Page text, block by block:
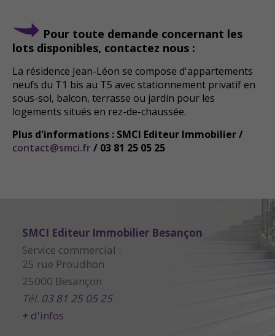
Pour toute demande concernant les
lots disponibles, contactez nous :
La résidence Jean-Léon se compose d'appartements
neufs du T1 bis au T5 avec stationnement privatif en
sous-sol, balcon, terrasse ou jardin pour les
logements situés en rez-de-chaussée.
Plus d'informations : SMCI Editeur Immobilier /
contact@smci.fr / 03 81 25 05 25
SMCI Editeur Immobilier Besançon
Service commercial :
25 rue Proudhon
25000 Besançon
Tél. 03 81 25 05 25
+ d'infos